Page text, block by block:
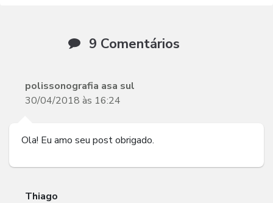
9 Comentários
polissonografia asa sul
30/04/2018 às 16:24
Ola! Eu amo seu post obrigado.
Thiago